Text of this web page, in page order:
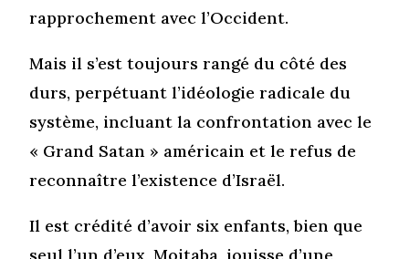
rapprochement avec l’Occident.
Mais il s’est toujours rangé du côté des
durs, perpétuant l’idéologie radicale du
système, incluant la confrontation avec le
« Grand Satan » américain et le refus de
reconnaître l’existence d’Israël.
Il est crédité d’avoir six enfants, bien que
seul l’un d’eux, Mojtaba, jouisse d’une